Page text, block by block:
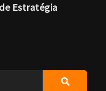
Estratégia